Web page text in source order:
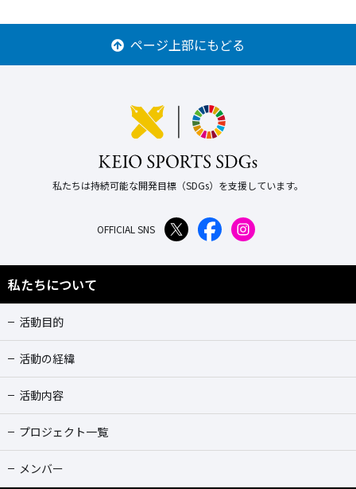
ページ上部にもどる
私たちは持続可能な開発目標（SDGs）を支援しています。
OFFICIAL SNS
私たちについて
活動目的
活動の経緯
活動内容
プロジェクト一覧
メンバー